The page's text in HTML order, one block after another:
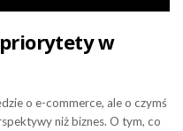
w
o e-commerce, ale o czymś
niż biznes. O tym, co